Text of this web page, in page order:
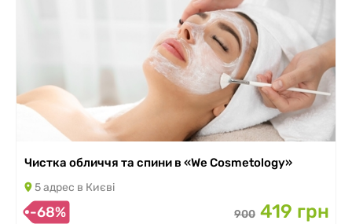
Чистка обличчя та спини в «We Cosmetology»
5 адрес в Києві
-68% 900 419 грн